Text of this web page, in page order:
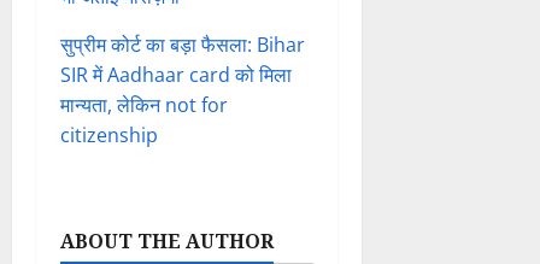
सुप्रीम कोर्ट का बड़ा फैसला: Bihar
SIR में Aadhaar card को मिला
मान्यता, लेकिन not for
citizenship
ABOUT THE AUTHOR